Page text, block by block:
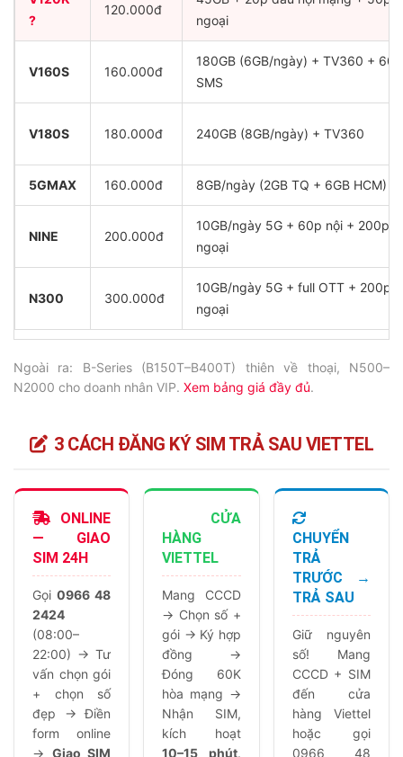
?
120.000đ
ngoại
V160S 160.000đ
180GB (6GB/ngày) + TV360 + 60
SMS
V180S 180.000đ 240GB (8GB/ngày) + TV360
5GMAX 160.000đ 8GB/ngày (2GB TQ + 6GB HCM)
NINE 200.000đ
10GB/ngày 5G + 60p nội + 200p
ngoại
N300 300.000đ
10GB/ngày 5G + full OTT + 200p
ngoại
Ngoài ra: B-Series (B150T–B400T) thiên về thoại, N500–
N2000 cho doanh nhân VIP. Xem bảng giá đầy đủ.
3 CÁCH ĐĂNG KÝ SIM TRẢ SAU VIETTEL
ONLINE
— GIAO
SIM 24H
Gọi0966 48
2424
(08:00–
22:00) → Tư
vấn chọn gói
+ chọn số
đẹp → Điền
form online
→ Giao SIM
CỬA
HÀNG
VIETTEL
Mang CCCD
→ Chọn số +
gói → Ký hợp
đồng →
Đóng 60K
hòa mạng →
Nhận SIM,
kích hoạt
10–15 phút.
CHUYỂN
TRẢ
TRƯỚC →
TRẢ SAU
Giữ nguyên
số! Mang
CCCD + SIM
đến cửa
hàng Viettel
hoặc gọi
0966 48